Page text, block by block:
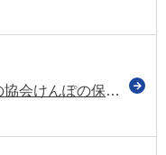
最新情報 平成26年３月分からの協会けんぽの保険料率（一部引き上げ）